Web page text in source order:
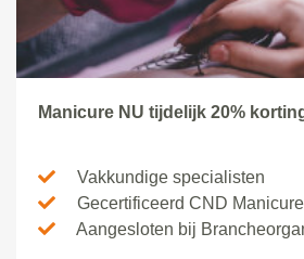
Manicure NU tijdelijk 20%
Vakkundige specialisten
Gecertificeerd CND Manicure
Aangesloten bij